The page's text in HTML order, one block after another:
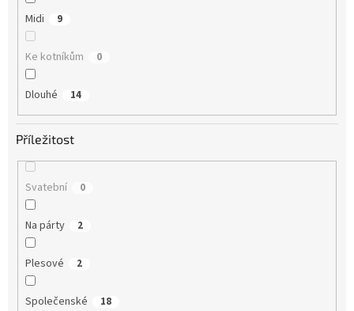
Midi 9
Ke kotníkům 0
Dlouhé 14
Příležitost
Svatební 0
Na párty 2
Plesové 2
Společenské 18